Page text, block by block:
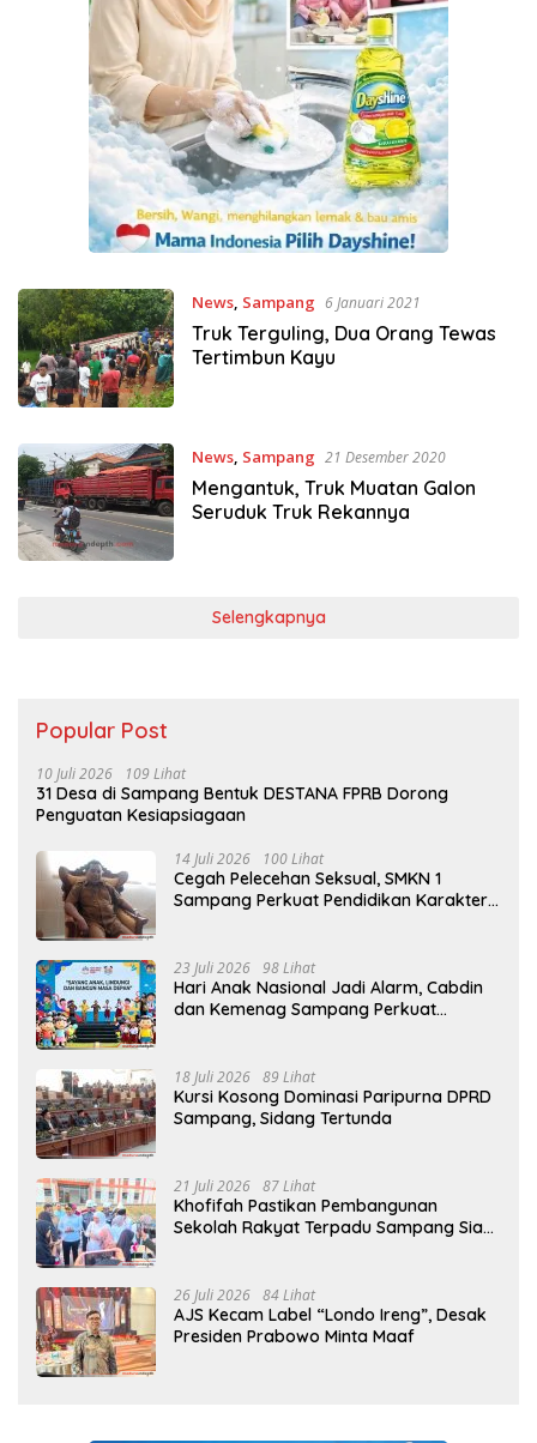
News, Sampang 6 Januari 2021
Truk Terguling, Dua Orang Tewas
Tertimbun Kayu
News, Sampang 21 Desember 2020
Mengantuk, Truk Muatan Galon
Seruduk Truk Rekannya
Selengkapnya
Popular Post
10 Juli 2026 109 Lihat
31 Desa di Sampang Bentuk DESTANA FPRB Dorong
Penguatan Kesiapsiagaan
14 Juli 2026 100 Lihat
Cegah Pelecehan Seksual, SMKN 1
Sampang Perkuat Pendidikan Karakter
23 Juli 2026 98 Lihat
Hari Anak Nasional Jadi Alarm, Cabdin
dan Kemenag Sampang Perkuat
18 Juli 2026 89 Lihat
Kursi Kosong Dominasi Paripurna DPRD
Sampang, Sidang Tertunda
21 Juli 2026 87 Lihat
Khofifah Pastikan Pembangunan
Sekolah Rakyat Terpadu Sampang Siap
26 Juli 2026 84 Lihat
AJS Kecam Label “Londo Ireng”, Desak
Presiden Prabowo Minta Maaf